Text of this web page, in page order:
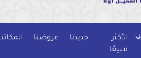
الأكثر
مبيعًا
جديدنا عروضنا